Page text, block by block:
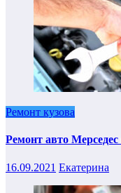
Ремонт кузова
Ремонт авто
16.09.2021 Екатерина